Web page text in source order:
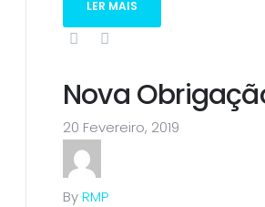
LER MAIS
Nova
20 Fevereiro, 2019
ByRMP